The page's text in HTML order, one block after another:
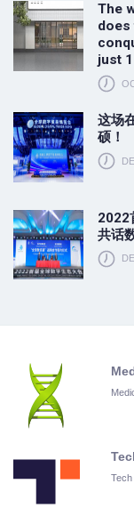
The
does
just
这场
硕！
2022
共话